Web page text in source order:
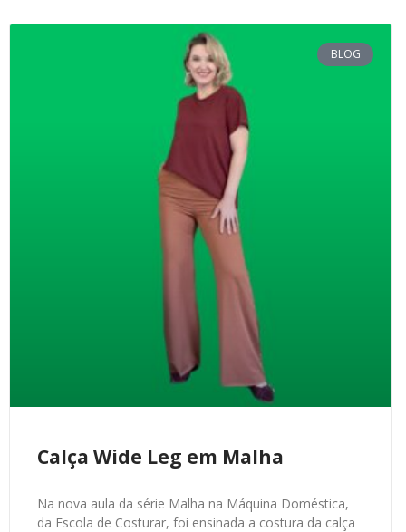
BLOG
Calça Wide Leg em Malha
Na nova aula da série Malha na Máquina Doméstica,
da Escola de Costurar, foi ensinada a costura da calça